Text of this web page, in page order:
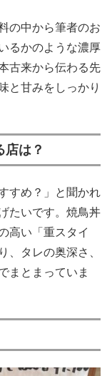
の中から筆者のお
るかのような濃厚
古来から伝わる先
と甘みをしっかり
店は？
すめ？」と聞かれ
たいです。焼鳥丼
高い「重スタイ
、タレの奥深さ、
まとまっていま